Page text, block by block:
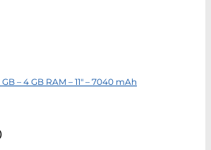
– 4 GB RAM – 11″ – 7040 mAh